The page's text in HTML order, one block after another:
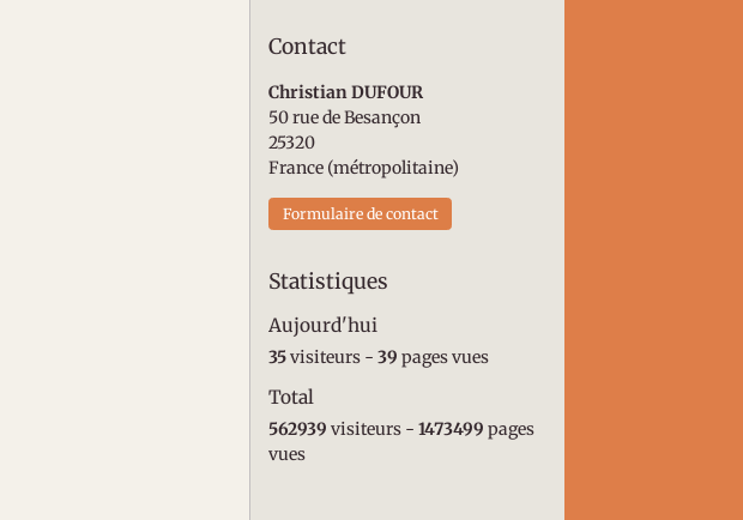
Contact
Christian DUFOUR
50 rue de Besançon
25320
France (métropolitaine)
Formulaire de contact
Statistiques
Aujourd'hui
35visiteurs -39 pages vues
Total
562939 visiteurs -1473499 pages
vues